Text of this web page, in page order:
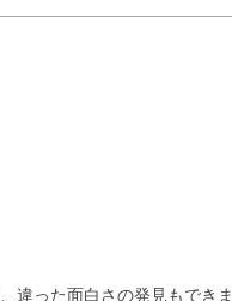
違った面白さの発見もできま